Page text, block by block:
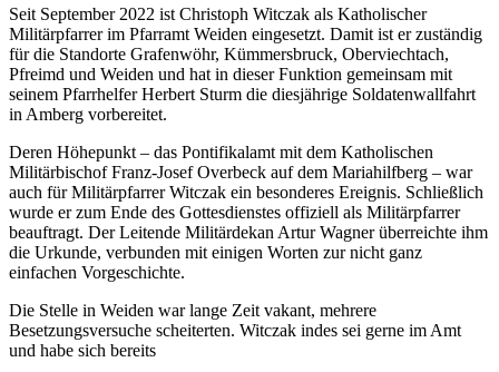
Seit September 2022 ist Christoph Witczak als Katholischer
Militärpfarrer im Pfarramt Weiden eingesetzt. Damit ist er zuständig
für die Standorte Grafenwöhr, Kümmersbruck, Oberviechtach,
Pfreimd und Weiden und hat in dieser Funktion gemeinsam mit
seinem Pfarrhelfer Herbert Sturm die diesjährige Soldatenwallfahrt
in Amberg vorbereitet.
Deren Höhepunkt – das Pontifikalamt mit dem Katholischen
Militärbischof Franz-Josef Overbeck auf dem Mariahilfberg – war
auch für Militärpfarrer Witczak ein besonderes Ereignis. Schließlich
wurde er zum Ende des Gottesdienstes offiziell als Militärpfarrer
beauftragt. Der Leitende Militärdekan Artur Wagner überreichte ihm
die Urkunde, verbunden mit einigen Worten zur nicht ganz
einfachen Vorgeschichte.
Die Stelle in Weiden war lange Zeit vakant, mehrere
Besetzungsversuche scheiterten. Witczak indes sei gerne im Amt
und habe sich bereits